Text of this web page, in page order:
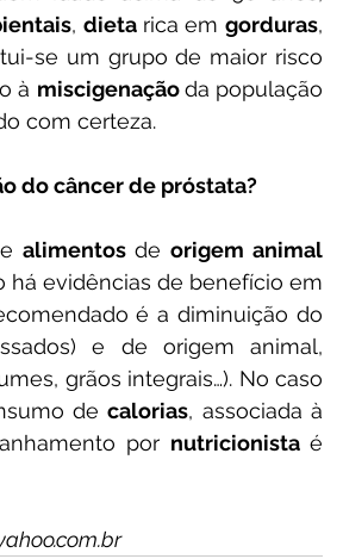
, dieta rica em gorduras
se um grupo de maior risco
à miscigenação da população
com certeza.
do câncer de próstata?
alimentos de
há evidências de benefício em
é a diminuição do
e de origem animal,
grãos integrais…). No caso
de calorias
por nutricionista é